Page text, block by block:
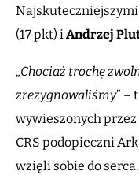
(17 pkt) iAndrzej
„Chociaż trochę
zrezygnowaliśmy” –
wywieszonych
CRS podopieczni
wzięli sobie do